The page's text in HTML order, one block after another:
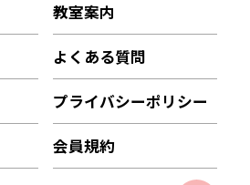
教室案内
よくある質問
プライバシーポリシー
会員規約